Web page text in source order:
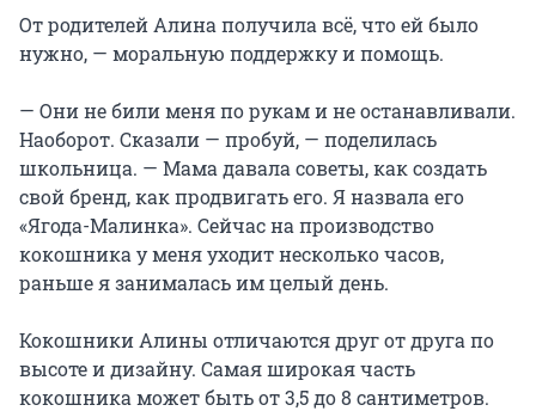
От родителей Алина получила всё, что ей было
нужно, — моральную поддержку и помощь.
— Они не били меня по рукам и не останавливали.
Наоборот. Сказали — пробуй, — поделилась
школьница. — Мама давала советы, как создать
свой бренд, как продвигать его. Я назвала его
«Ягода-Малинка». Сейчас на производство
кокошника у меня уходит несколько часов,
раньше я занималась им целый день.
Кокошники Алины отличаются друг от друга по
высоте и дизайну. Самая широкая часть
кокошника может быть от 3,5 до 8 сантиметров.